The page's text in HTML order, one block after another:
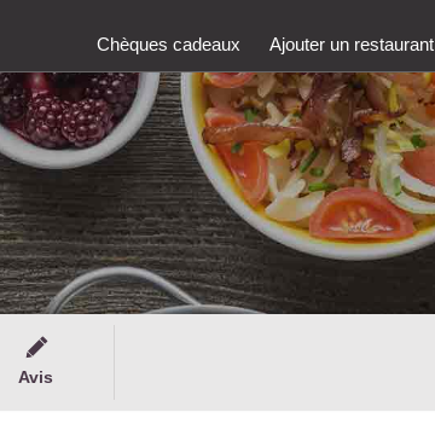
Chèques cadeaux Ajouter un restaurant
Avis